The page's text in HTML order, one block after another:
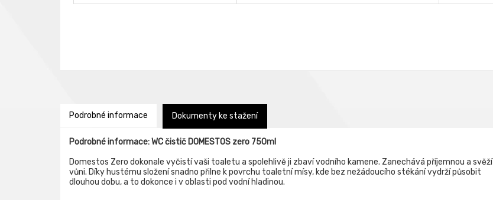
Podrobné informace Dokumenty ke stažení
Podrobné informace: WC čistič DOMESTOS zero 750ml
Domestos Zero dokonale vyčistí vaši toaletu a spolehlivě ji zbaví vodního kamene. Zanechává příjemnou a svěží
vůni. Díky hustému složení snadno přilne k povrchu toaletní mísy, kde bez nežádoucího stékání vydrží působit
dlouhou dobu, a to dokonce i v oblasti pod vodní hladinou.